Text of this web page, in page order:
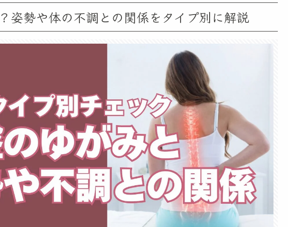
姿勢や体の不調との関係をタイプ別に解説